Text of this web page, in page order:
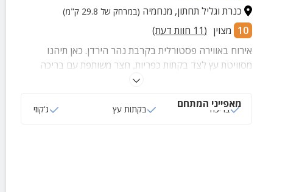
כנרת וגליל תחתון, מנחמיה (במרחק של 29.8 ק"מ)
10 מצוין (
11 חוות דעת)
אירוח באווירה פסטורלית בקרבת נהר הירדן. כאן תיהנו
מסוויטת עץ לצד בקתות כפריות, חצר משותפת עם בריכה
וסאונה יבשה. בכל צימר ג'קוזי פרטי, מכונת קפה, מיטה זוגית
מאפייני המתחם
בריכה בקתות עץ ג‘קוזי